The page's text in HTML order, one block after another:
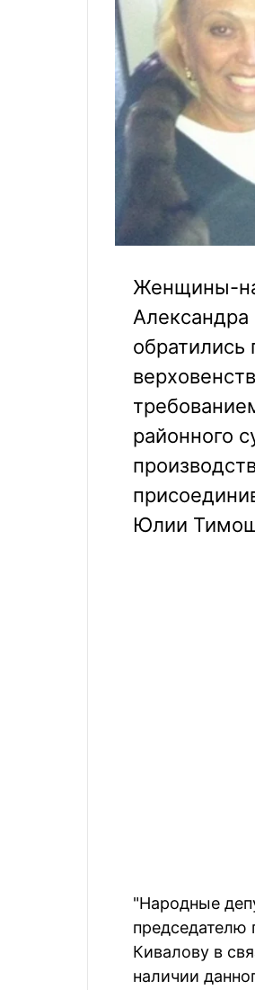
Женщины-
районного
Юлии
"Народные
председателю
Кивалову в
наличии